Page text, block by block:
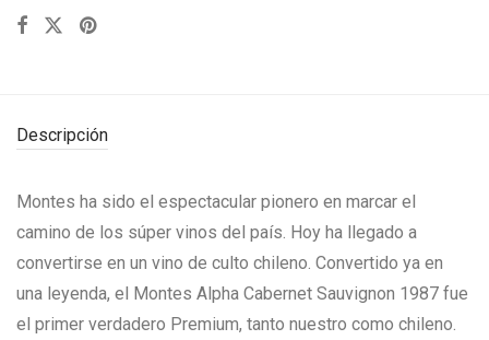
Descripción
Montes ha sido el espectacular pionero en marcar el
camino de los súper vinos del país. Hoy ha llegado a
convertirse en un vino de culto chileno. Convertido ya en
una leyenda, el Montes Alpha Cabernet Sauvignon 1987 fue
el primer verdadero Premium, tanto nuestro como chileno.